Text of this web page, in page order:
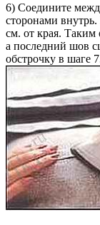
6) Соедините
сторонами
см. от края. Таким
а последний шов
обстрочку в шаге